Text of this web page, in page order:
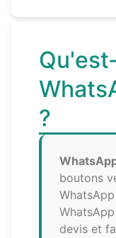
?
boutons
devis et